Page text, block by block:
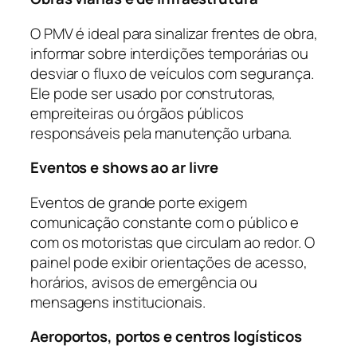
O PMV é ideal para sinalizar frentes de obra,
informar sobre interdições temporárias ou
desviar o fluxo de veículos com segurança.
Ele pode ser usado por construtoras,
empreiteiras ou órgãos públicos
responsáveis pela manutenção urbana.
Eventos e shows ao ar livre
Eventos de grande porte exigem
comunicação constante com o público e
com os motoristas que circulam ao redor. O
painel pode exibir orientações de acesso,
horários, avisos de emergência ou
mensagens institucionais.
Aeroportos, portos e centros logísticos